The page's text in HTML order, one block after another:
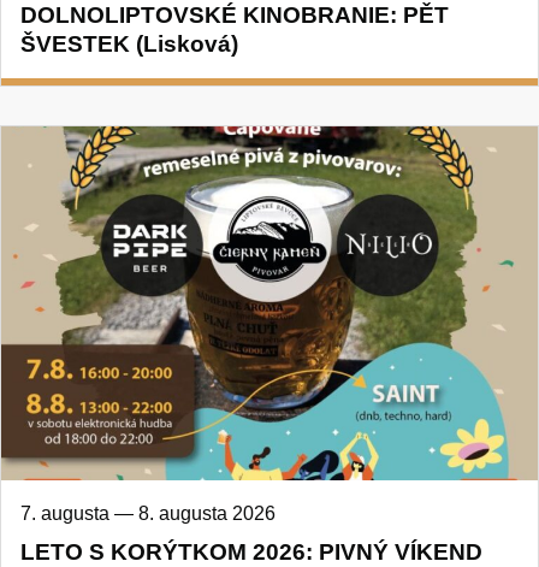
DOLNOLIPTOVSKÉ KINOBRANIE: PĚT
ŠVESTEK (Lisková)
LETO S KORÝTKOM 2026: PIVNÝ VÍKEND
7. augusta — 8. augusta 2026